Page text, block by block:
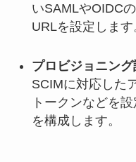
いSAMLやOIDC
URLを設定します
プロビジョニング
SCIMに対応した
トークンなどを
を構成します。